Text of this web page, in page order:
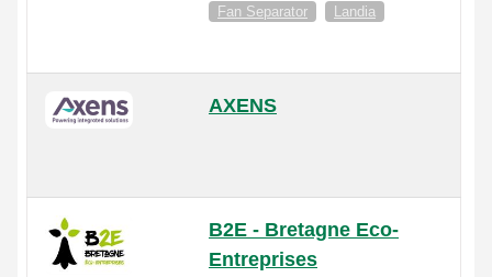
Fan Separator
Landia
AXENS
B2E - Bretagne Eco-
Entreprises